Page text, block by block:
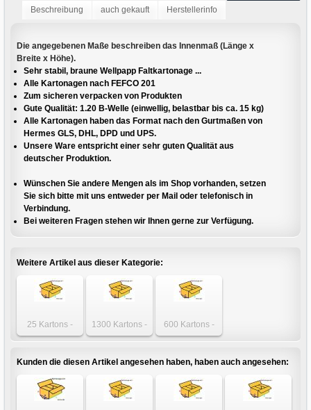
Beschreibung auch gekauft Herstellerinfo
Die angegebenen Maße beschreiben das Innenmaß (Länge x
Breite x Höhe).
Sehr stabil, braune Wellpapp Faltkartonage ...
Alle Kartonagen nach FEFCO 201
Zum sicheren verpacken von Produkten
Gute Qualität: 1.20 B-Welle (einwellig, belastbar bis ca. 15 kg)
Alle Kartonagen haben das Format nach den Gurtmaßen von
Hermes GLS, DHL, DPD und UPS.
Unsere Ware entspricht einer sehr guten Qualität aus
deutscher Produktion.
Wünschen Sie andere Mengen als im Shop vorhanden, setzen
Sie sich bitte mit uns entweder per Mail oder telefonisch in
Verbindung.
Bei weiteren Fragen stehen wir Ihnen gerne zur Verfügung.
Weitere Artikel aus dieser Kategorie:
25 Kartons -
Karton 350 x 350
einwellig
1300 Kartons -
Karton 350 x 350
einwellig
600 Kartons -
Karton 350 x 350
einwellig
Kunden die diesen Artikel angesehen haben, haben auch angesehen: